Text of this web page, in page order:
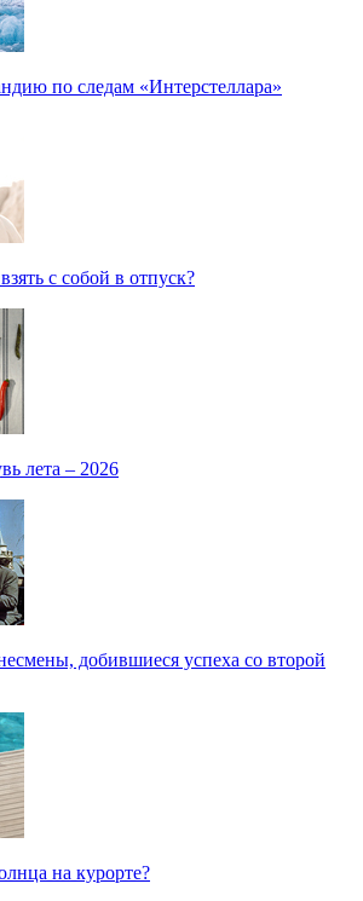
по следам «Интерстеллара»
с собой в отпуск?
лета – 2026
добившиеся успеха со второй
на курорте?